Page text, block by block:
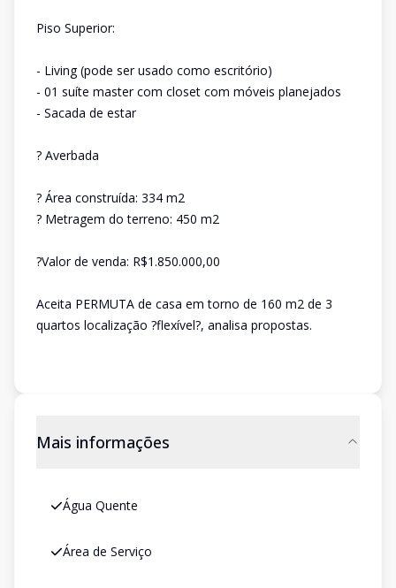
Piso Superior:
- Living (pode ser usado como escritório)
- 01 suíte master com closet com móveis planejados
- Sacada de estar
? Averbada
? Área construída: 334 m2
? Metragem do terreno: 450 m2
?Valor de venda: R$1.850.000,00
Aceita PERMUTA de casa em torno de 160 m2 de 3
quartos localização ?flexível?, analisa propostas.
Mais informações
Água Quente
Área de Serviço